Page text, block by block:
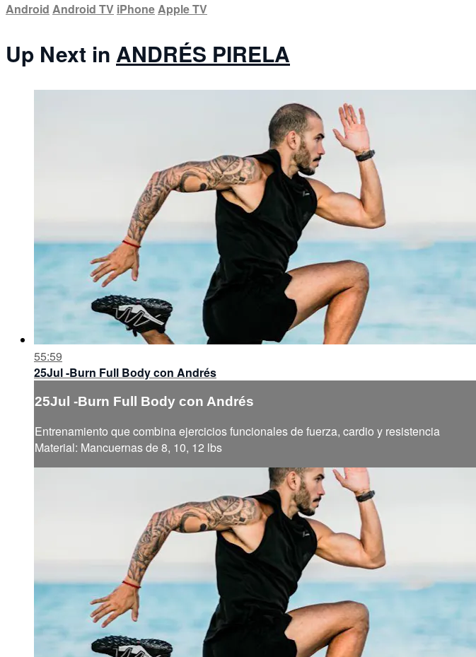
Android Android TV iPhone Apple TV
Up Next in ANDRÉS PIRELA
55:59
25Jul -Burn Full Body con Andrés
25Jul -Burn Full Body con Andrés
Entrenamiento que combina ejercicios funcionales de fuerza, cardio y resistencia
Material: Mancuernas de 8, 10, 12 lbs